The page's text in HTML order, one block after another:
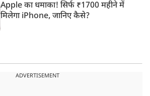
Apple का धमाका! सिर्फ ₹1700 महीने में
मिलेगा iPhone, जानिए कैसे?
ADVERTISEMENT